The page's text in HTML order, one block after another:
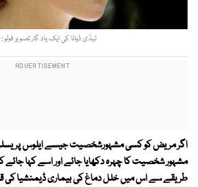
لیڈی ڈیانا کی ایک یاد گار تصویر فوٹو
اگر مریض کو کسی مشہورشخصیت جیسے ایلوس پریسلے
مشہور شخصیت کا چہرہ دکھایا جائے اور اسے کہا
طریقے سے اس میں خلل دماغ کی بیماری ڈیمنشیا